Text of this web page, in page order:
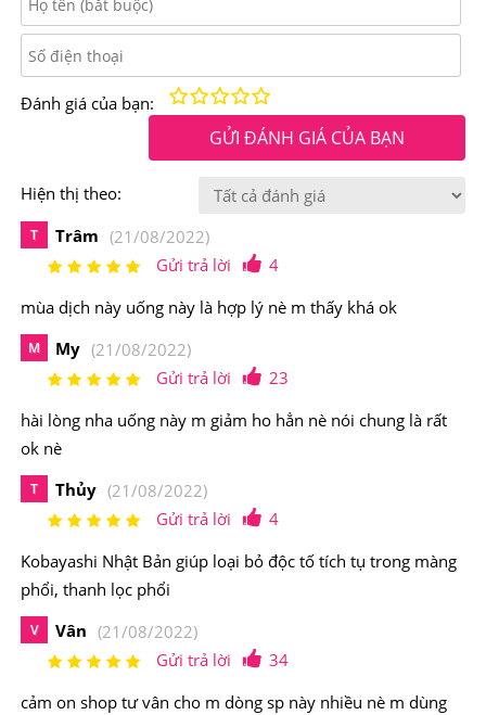
thành phần dược liệu thiên nhiên, với tác dụng chính là
bổ phế, trừ ho, trừ đàm, thanh lọc phổi, tăng khả năng
lưu thông khí, hỗ trợ hô hấp dễ dàng.
Kobayashi Nhật Bản giảm nguy cơ ung thư phổi
2.Viên Uống Bổ Phổi Kobayashi Nhật Bản Hộp
80 Viên Có Nguồn Gốc Xuất Xứ Từ Đâu, Thành
Phần Như Thế Nào?
Xuất xứ: Nhật Bản
Quy cách: Hộp 80 viên
Đánh giá của bạn: Tuyệt vời!
Rất tốt
Trung bình
Fair
Kém
GỬI ĐÁNH GIÁ CỦA BẠN
Hiện thị theo:
T Trâm (21/08/2022)
Gửi trả lời
4
mùa dịch này uống này là hợp lý nè m thấy khá ok
M My (21/08/2022)
Gửi trả lời
23
hài lòng nha uống này m giảm ho hẳn nè nói chung là rất
ok nè
T Thủy (21/08/2022)
Gửi trả lời
4
Kobayashi Nhật Bản giúp loại bỏ độc tố tích tụ trong màng
phổi, thanh lọc phổi
V Vân (21/08/2022)
Gửi trả lời
34
cảm on shop tư vân cho m dòng sp này nhiều nè m dùng